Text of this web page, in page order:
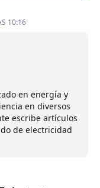
10:16
en energía y
en diversos
escribe artículos
de electricidad